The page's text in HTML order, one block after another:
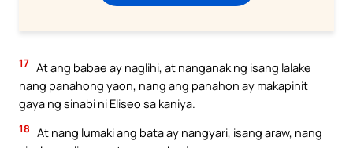
17 At ang babae ay naglihi, at nanganak ng isang lalake
nang panahong yaon, nang ang panahon ay makapihit
gaya ng sinabi ni Eliseo sa kaniya.
18 At nang lumaki ang bata ay nangyari, isang araw, nang